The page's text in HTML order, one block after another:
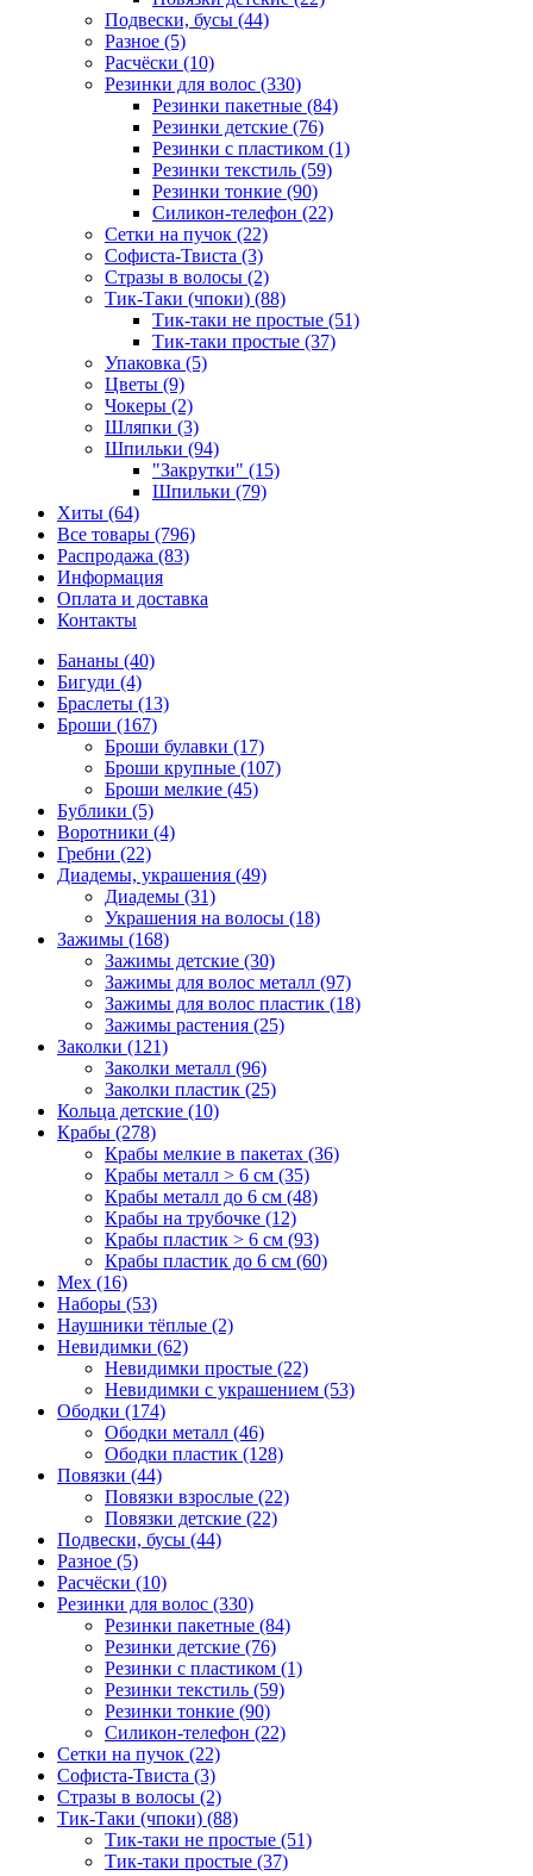
Подвески, бусы (44)
Разное (5)
Расчёски (10)
Резинки для волос (330)
Резинки пакетные (84)
Резинки детские (76)
Резинки с пластиком (1)
Резинки текстиль (59)
Резинки тонкие (90)
Силикон-телефон (22)
Сетки на пучок (22)
Софиста-Твиста (3)
Стразы в волосы (2)
Тик-Таки (чпоки) (88)
Тик-таки не простые (51)
Тик-таки простые (37)
Упаковка (5)
Цветы (9)
Чокеры (2)
Шляпки (3)
Шпильки (94)
"Закрутки" (15)
Шпильки (79)
Хиты (64)
Все товары (796)
Распродажа (83)
Информация
Оплата и доставка
Контакты
Бананы (40)
Бигуди (4)
Браслеты (13)
Броши (167)
Броши булавки (17)
Броши крупные (107)
Броши мелкие (45)
Бублики (5)
Воротники (4)
Гребни (22)
Диадемы, украшения (49)
Диадемы (31)
Украшения на волосы (18)
Зажимы (168)
Зажимы детские (30)
Зажимы для волос металл (97)
Зажимы для волос пластик (18)
Зажимы растения (25)
Заколки (121)
Заколки металл (96)
Заколки пластик (25)
Кольца детские (10)
Крабы (278)
Крабы мелкие в пакетах (36)
Крабы металл > 6 см (35)
Крабы металл до 6 см (48)
Крабы на трубочке (12)
Крабы пластик > 6 см (93)
Крабы пластик до 6 см (60)
Мех (16)
Наборы (53)
Наушники тёплые (2)
Невидимки (62)
Невидимки простые (22)
Невидимки с украшением (53)
Ободки (174)
Ободки металл (46)
Ободки пластик (128)
Повязки (44)
Повязки взрослые (22)
Повязки детские (22)
Подвески, бусы (44)
Разное (5)
Расчёски (10)
Резинки для волос (330)
Резинки пакетные (84)
Резинки детские (76)
Резинки с пластиком (1)
Резинки текстиль (59)
Резинки тонкие (90)
Силикон-телефон (22)
Сетки на пучок (22)
Софиста-Твиста (3)
Стразы в волосы (2)
Тик-Таки (чпоки) (88)
Тик-таки не простые (51)
Тик-таки простые (37)